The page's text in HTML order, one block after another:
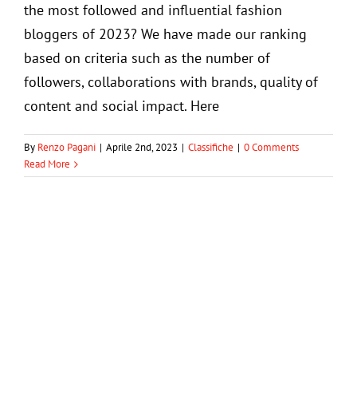
the most followed and influential fashion
bloggers of 2023? We have made our ranking
based on criteria such as the number of
followers, collaborations with brands, quality of
content and social impact. Here
By Renzo Pagani | Aprile 2nd, 2023 | Classifiche | 0 Comments
Read More
del 2023